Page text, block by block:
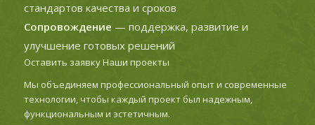
стандартов качества и сроков
Сопровождение — поддержка, развитие и
улучшение готовых решений
Оставить заявкуНаши проекты
Мы объединяем профессиональный опыт и современные
технологии, чтобы каждый проект был надежным,
функциональным и эстетичным.